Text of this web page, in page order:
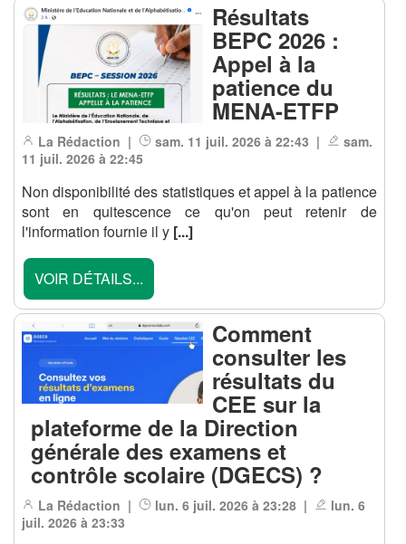
Résultats
BEPC 2026 :
Appel à la
patience du
MENA-ETFP
La Rédaction | sam. 11 juil. 2026 à 22:43 |
sam.
11 juil. 2026 à 22:45
Non disponibilité des statistiques et appel à la patience
sont en quitescence ce qu'on peut retenir de
l'information fournie il y [...]
VOIR DÉTAILS...
Comment
consulter les
résultats du
CEE sur la
plateforme de la Direction
générale des examens et
contrôle scolaire (DGECS) ?
La Rédaction | lun. 6 juil. 2026 à 23:28 |
lun. 6
juil. 2026 à 23:33